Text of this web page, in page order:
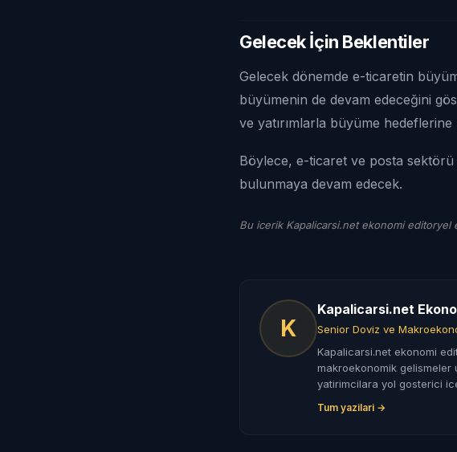
Gelecek İçin Beklentiler
Gelecek dönemde e-ticaretin
büyümenin de devam edeceğini
ve yatırımlarla büyüme hedeflerine
Böylece, e-ticaret ve posta sektörü
bulunmaya devam edecek.
Bu icerik Kapalicarsi.net ekonomi editoryel
K
Kapalicarsi.net
Senior Doviz ve
Kapalicarsi.net ekonomi
makroekonomik gelismeler
yatirimcilara yol gosterici
Tum yazilari →